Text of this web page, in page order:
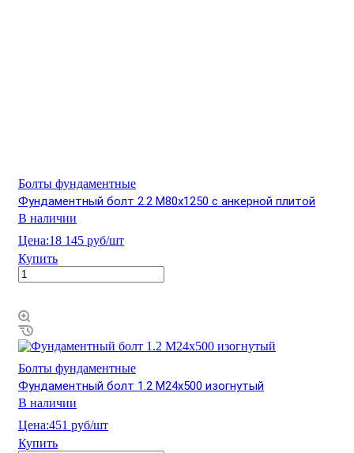
Болты фундаментные
Фундаментный болт 2.2 М80х1250 с анкерной плитой
В наличии
Цена:18 145 руб/шт
Купить
Болты фундаментные
Фундаментный болт 1.2 М24х500 изогнутый
В наличии
Цена:451 руб/шт
Купить